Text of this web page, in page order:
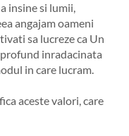
insine si lumii,
angajam oameni
sa lucreze ca Un
inradacinata
in care lucram.
aceste valori, care